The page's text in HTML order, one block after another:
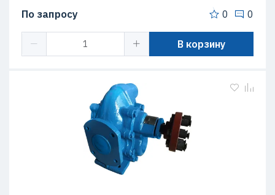
По запросу 0 0
В корзину